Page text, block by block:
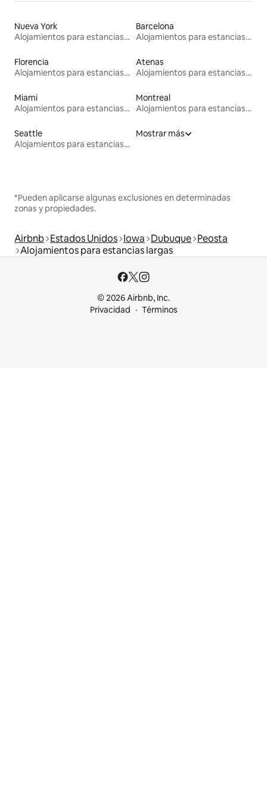
Nueva York
Alojamientos para estancias largas
Barcelona
Alojamientos para estancias largas
Florencia
Alojamientos para estancias largas
Atenas
Alojamientos para estancias largas
Miami
Alojamientos para estancias largas
Montreal
Alojamientos para estancias largas
Seattle
Alojamientos para estancias largas
Mostrar más
*Pueden aplicarse algunas exclusiones en determinadas
zonas y propiedades.
Airbnb Estados Unidos Iowa Dubuque Peosta
Alojamientos para estancias largas
© 2026 Airbnb, Inc.
Privacidad
Términos